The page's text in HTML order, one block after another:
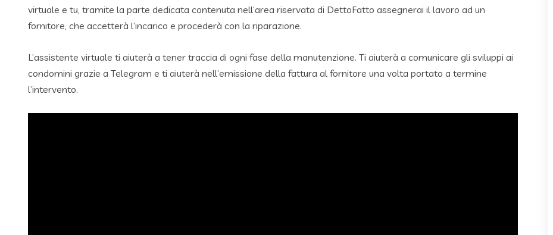
virtuale e tu, tramite la parte dedicata contenuta nell’area riservata di DettoFatto assegnerai il lavoro ad un
fornitore, che accetterà l’incarico e procederà con la riparazione.
L’assistente virtuale ti aiuterà a tener traccia di ogni fase della manutenzione. Ti aiuterà a comunicare gli sviluppi ai
condomini grazie a Telegram e ti aiuterà nell’emissione della fattura al fornitore una volta portato a termine
l’intervento.